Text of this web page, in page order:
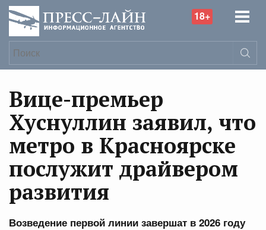
18+
Вице-премьер
Хуснуллин заявил, что
метро в Красноярске
послужит драйвером
развития
Возведение первой линии завершат в 2026 году